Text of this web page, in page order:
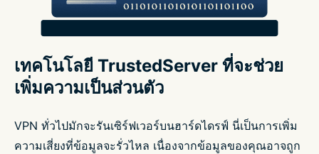
เทคโนโลยี TrustedServer ที่จะช่วย
เพิ่มความเป็นส่วนตัว
VPN ทั่วไปมักจะรันเซิร์ฟเวอร์บนฮาร์ดไดรฟ์ นี่เป็นการเพิ่ม
ความเสี่ยงที่ข้อมูลจะรั่วไหล เนื่องจากข้อมูลของคุณอาจถูก